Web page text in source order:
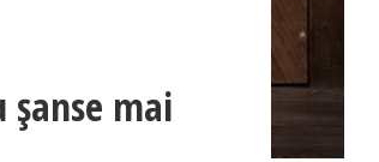
e să fii
șanse mai